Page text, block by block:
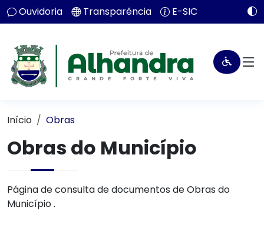
Ouvidoria Transparência E-SIC
Início Obras
Obras do Município
Página de consulta de documentos de Obras do
Município .